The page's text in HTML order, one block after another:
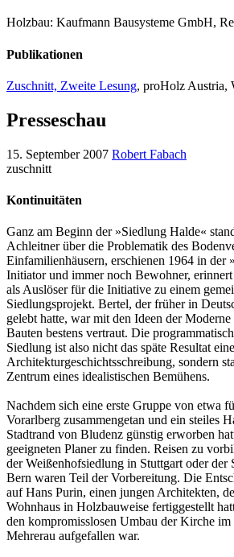
Holzbau: Kaufmann Bausysteme GmbH,
Publikationen
Zuschnitt, Zweite Lesung, proHolz Austria,
Presseschau
15. September 2007 Robert Fabach
zuschnitt
Kontinuitäten
Ganz am Beginn der »Siedlung Halde«
Achleitner über die Problematik des
Einfamilienhäusern, erschienen 1964 in der
Initiator und immer noch Bewohner,
als Auslöser für die Initiative zu einem
Siedlungsprojekt. Bertel, der früher in
gelebt hatte, war mit den Ideen der
Bauten bestens vertraut. Die
Siedlung ist also nicht das späte Resultat
Architekturgeschichtsschreibung, sondern
Zentrum eines idealistischen Bemühens.
Nachdem sich eine erste Gruppe von etwa
Vorarlberg zusammengetan und ein steiles
Stadtrand von Bludenz günstig erworben
geeigneten Planer zu finden. Reisen zu
der Weißenhofsiedlung in Stuttgart oder der
Bern waren Teil der Vorbereitung. Die
auf Hans Purin, einen jungen Architekten,
Wohnhaus in Holzbauweise fertiggestellt
den kompromisslosen Umbau der Kirche im
Mehrerau aufgefallen war.